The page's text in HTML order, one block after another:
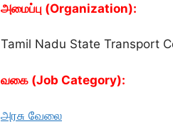
அமைப்பு (Organization):
Tamil Nadu State Transport
வகை (Job Category):
அரசு வேலை